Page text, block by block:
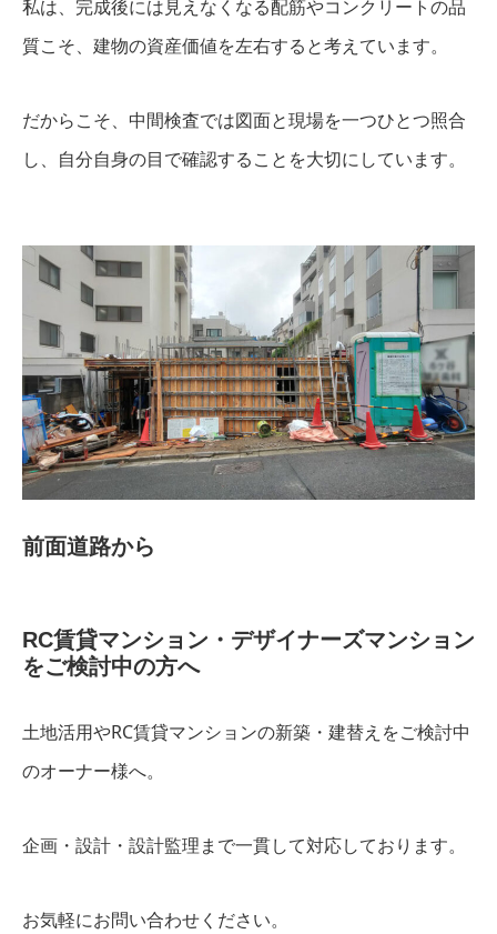
私は、完成後には見えなくなる配筋やコンクリートの品
質こそ、建物の資産価値を左右すると考えています。
だからこそ、中間検査では図面と現場を一つひとつ照合
し、自分自身の目で確認することを大切にしています。
前面道路から
RC賃貸マンション・デザイナーズマンション
をご検討中の方へ
土地活用やRC賃貸マンションの新築・建替えをご検討中
のオーナー様へ。
企画・設計・設計監理まで一貫して対応しております。
お気軽にお問い合わせください。